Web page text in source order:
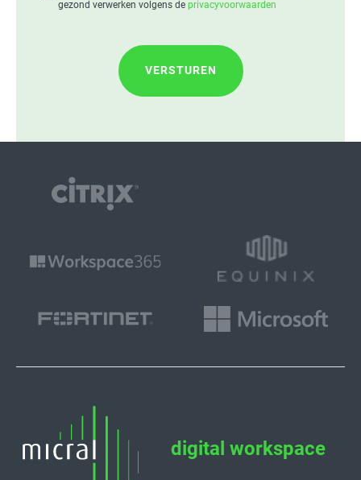
gezond verwerken volgens de privacyvoorwaarden
digital workspace